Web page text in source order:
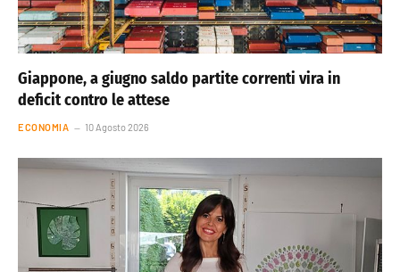
Giappone, a giugno saldo partite correnti vira in
deficit contro le attese
ECONOMIA 10 Agosto 2026